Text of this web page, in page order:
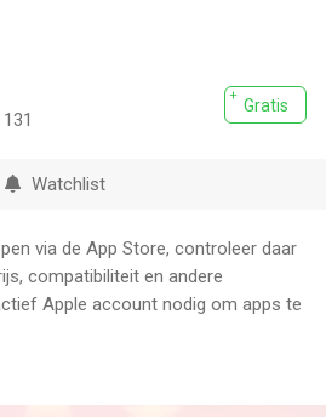
Gratis
131
Watchlist
via de App Store, controleer daar
compatibiliteit en andere
Apple account nodig om apps te